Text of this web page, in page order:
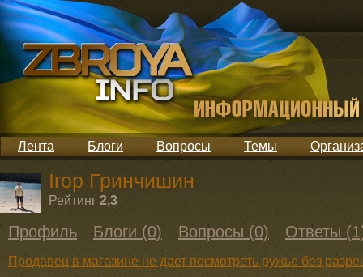
Лента Блоги Вопросы Темы
Ігор Гринчишин
Рейтинг 2,3
Профиль Блоги (0) Вопросы (0) Ответы
Продавец в магазине не дает посмотреть ружье без